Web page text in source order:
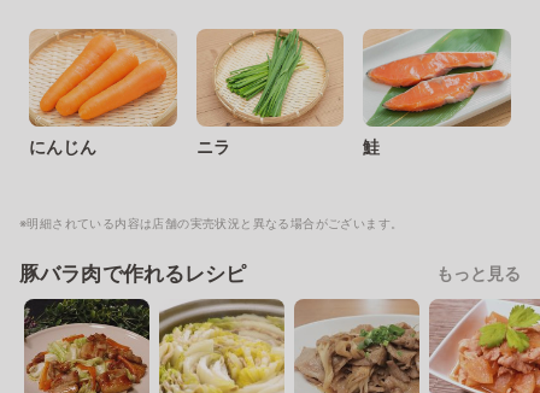
にんじん ニラ 鮭
※明細されている内容は店舗の実売状況と異なる場合がございます。
豚バラ肉で作れるレシピ もっと見る